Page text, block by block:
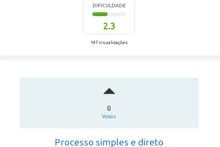
DIFICULDADE
2.3
147 visualizações
0
Votos
Processo simples e direto